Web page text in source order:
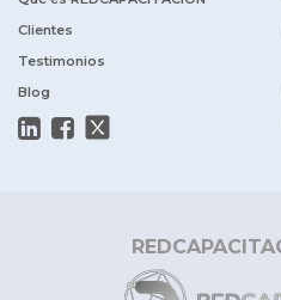
Clientes
Testimonios
Blog